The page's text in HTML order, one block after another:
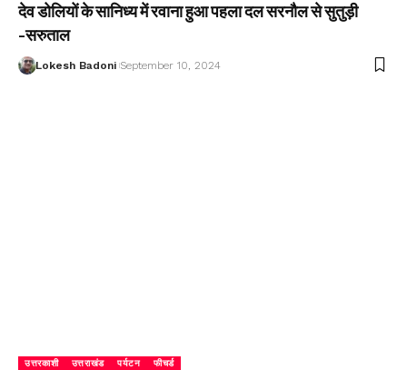
देव डोलियों के सानिध्य में रवाना हुआ पहला दल सरनौल से सुतुड़ी
-सरुताल
Lokesh Badoni September 10, 2024
उत्तरकाशी उत्तराखंड पर्यटन फीचर्ड